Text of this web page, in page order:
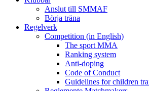
Anslut till SMMAF
Börja träna
Regelverk
Competition (in English)
The sport MMA
Ranking system
Anti-doping
Code of Conduct
Guidelines for children